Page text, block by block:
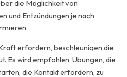
die Möglichkeit von
und Entzündungen je nach
erfordern, beschleunigen die
Es wird empfohlen, Übungen, die
die Kontakt erfordern, zu